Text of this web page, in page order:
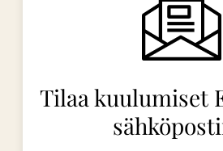
Tilaa kuulumiset